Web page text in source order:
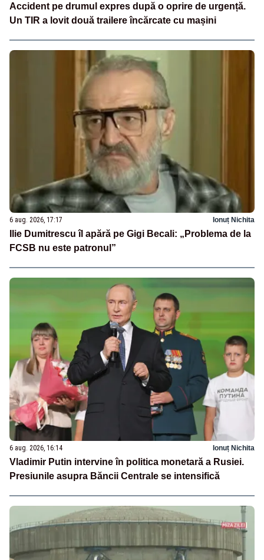
Accident pe drumul expres după o oprire de urgență.
Un TIR a lovit două trailere încărcate cu mașini
6 aug. 2026, 17:17 Ionuț Nichita
Ilie Dumitrescu îl apără pe Gigi Becali: „Problema de la
FCSB nu este patronul”
6 aug. 2026, 16:14 Ionuț Nichita
Vladimir Putin intervine în politica monetară a Rusiei.
Presiunile asupra Băncii Centrale se intensifică